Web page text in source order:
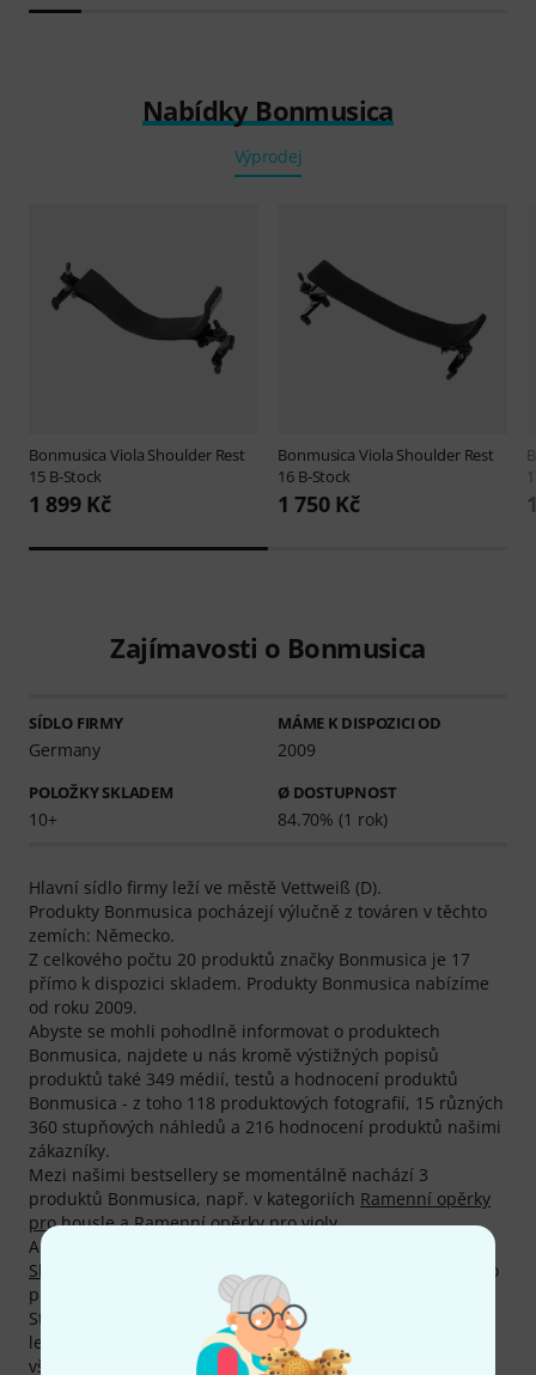
Nabídky Bonmusica
Výprodej
BonmusicaViola Shoulder Rest
15 B-Stock
1 899 Kč
BonmusicaViola Shoulder Rest
16 B-Stock
1 750 Kč
Zajímavosti o Bonmusica
SÍDLO FIRMY
Germany
MÁME K DISPOZICI OD
2009
POLOŽKY SKLADEM
10+
Ø DOSTUPNOST
84.70% (1 rok)
Hlavní sídlo firmy leží ve městě Vettweiß (D).
Produkty Bonmusica pocházejí výlučně z továren v těchto
zemích: Německo.
Z celkového počtu 20 produktů značky Bonmusica je 17
přímo k dispozici skladem. Produkty Bonmusica nabízíme
od roku 2009.
Abyste se mohli pohodlně informovat o produktech
Bonmusica, najdete u nás kromě výstižných popisů
produktů také 349 médií, testů a hodnocení produktů
Bonmusica - z toho 118 produktových fotografií, 15 různých
360 stupňových náhledů a 216 hodnocení produktů našimi
zákazníky.
Mezi našimi bestsellery se momentálně nachází 3
produktů Bonmusica, např. v kategoriích Ramenní opěrky
pro housleaRamenní opěrky pro violy.
Aktuálním bestsellerem a trhákem je
Shoulder Rest 4/4
. Prodali jsme už více než 5.000 ks tohoto
produktu.
Standardně poskytuje Bonmusica na svoje produkty jen 2-
letou záruku, s naší 3letou zárukou firmy Thomann jste
však pojištěni o jeden rok déle.